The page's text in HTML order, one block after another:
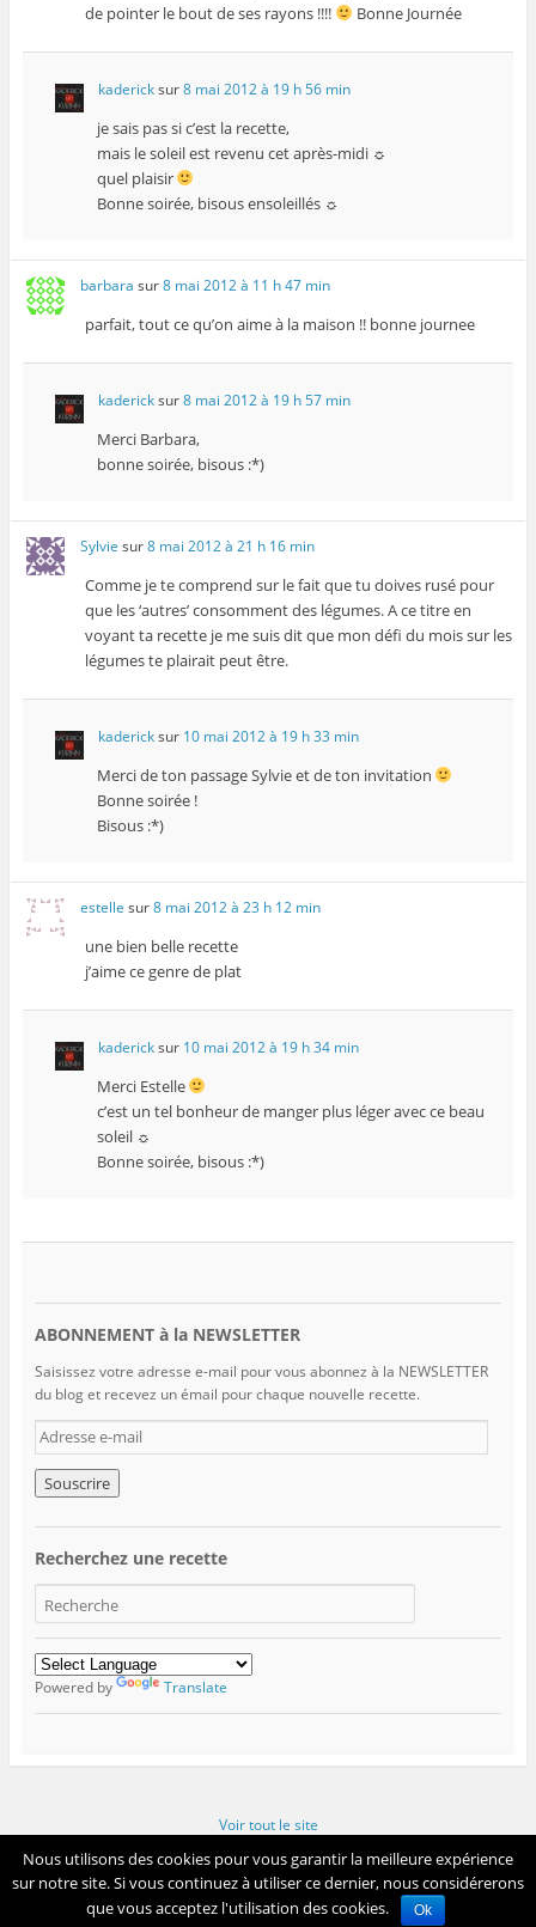
de pointer le bout de ses rayons !!!!
Bonne Journée
kadericksur8 mai 2012 à 19 h 56 min
je sais pas si c’est la recette,
mais le soleil est revenu cet après-midi ☼
quel plaisir
Bonne soirée, bisous ensoleillés ☼
barbara sur8 mai 2012 à 11 h 47 min
parfait, tout ce qu’on aime à la maison !! bonne journee
kadericksur8 mai 2012 à 19 h 57 min
Merci Barbara,
bonne soirée, bisous :*)
Sylvie sur8 mai 2012 à 21 h 16 min
Comme je te comprend sur le fait que tu doives rusé pour
que les ‘autres’ consomment des légumes. A ce titre en
voyant ta recette je me suis dit que mon défi du mois sur les
légumes te plairait peut être.
kadericksur 10 mai 2012 à 19 h 33 min
Merci de ton passage Sylvie et de ton invitation
Bonne soirée !
Bisous :*)
estelle sur8 mai 2012 à 23 h 12 min
une bien belle recette
j’aime ce genre de plat
kadericksur 10 mai 2012 à 19 h 34 min
Merci Estelle
c’est un tel bonheur de manger plus léger avec ce beau
soleil ☼
Bonne soirée, bisous :*)
ABONNEMENT à la NEWSLETTER
Saisissez votre adresse e-mail pour vous abonnez à la NEWSLETTER
du blog et recevez un émail pour chaque nouvelle recette.
A
d
r
e
s
e
e
m
a
i
Recherchez une recette
Powered by Translate
Voir tout le site
Fièrement propulsé par WordPress
Nous utilisons des cookies pour vous garantir la meilleure expérience
sur notre site. Si vous continuez à utiliser ce dernier, nous considérerons
que vous acceptez l'utilisation des cookies.
Ok